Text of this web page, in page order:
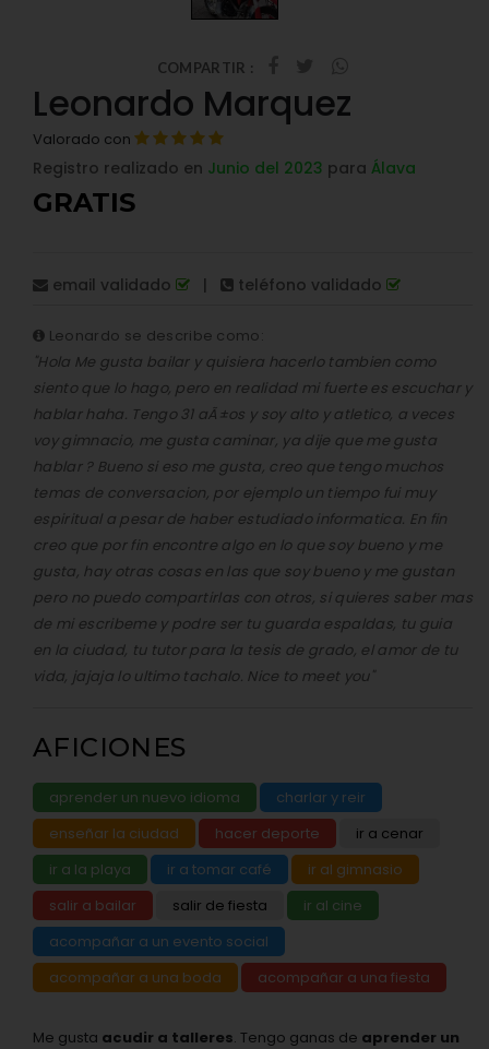
COMPARTIR :
Leonardo Marquez
Valorado con
Registro realizado en Junio del 2023 para Álava
GRATIS
email validado | teléfono validado
Leonardo se describe como:
"Hola Me gusta bailar y quisiera hacerlo tambien como
siento que lo hago, pero en realidad mi fuerte es escuchar y
hablar haha. Tengo 31 aÃ±os y soy alto y atletico, a veces
voy gimnacio, me gusta caminar, ya dije que me gusta
hablar ? Bueno si eso me gusta, creo que tengo muchos
temas de conversacion, por ejemplo un tiempo fui muy
espiritual a pesar de haber estudiado informatica. En fin
creo que por fin encontre algo en lo que soy bueno y me
gusta, hay otras cosas en las que soy bueno y me gustan
pero no puedo compartirlas con otros, si quieres saber mas
de mi escribeme y podre ser tu guarda espaldas, tu guia
en la ciudad, tu tutor para la tesis de grado, el amor de tu
vida, jajaja lo ultimo tachalo. Nice to meet you"
AFICIONES
aprender un nuevo idioma
charlar y reir
enseñar la ciudad
hacer deporte
ir a cenar
ir a la playa
ir a tomar café
ir al gimnasio
salir a bailar
salir de fiesta
ir al cine
acompañar a un evento social
acompañar a una boda
acompañar a una fiesta
Me gusta acudir a talleres. Tengo ganas de aprender un